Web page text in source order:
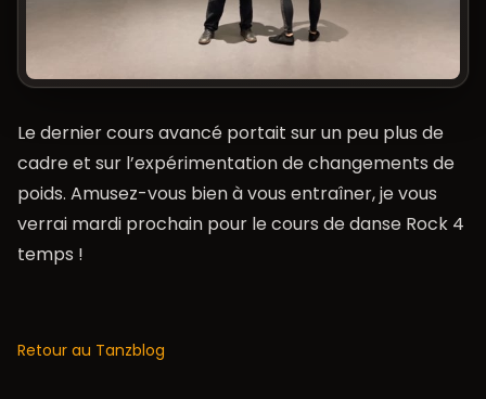
Le dernier cours avancé portait sur un peu plus de
cadre et sur l’expérimentation de changements de
poids. Amusez-vous bien à vous entraîner, je vous
verrai mardi prochain pour le cours de danse Rock 4
temps !
Retour au Tanzblog